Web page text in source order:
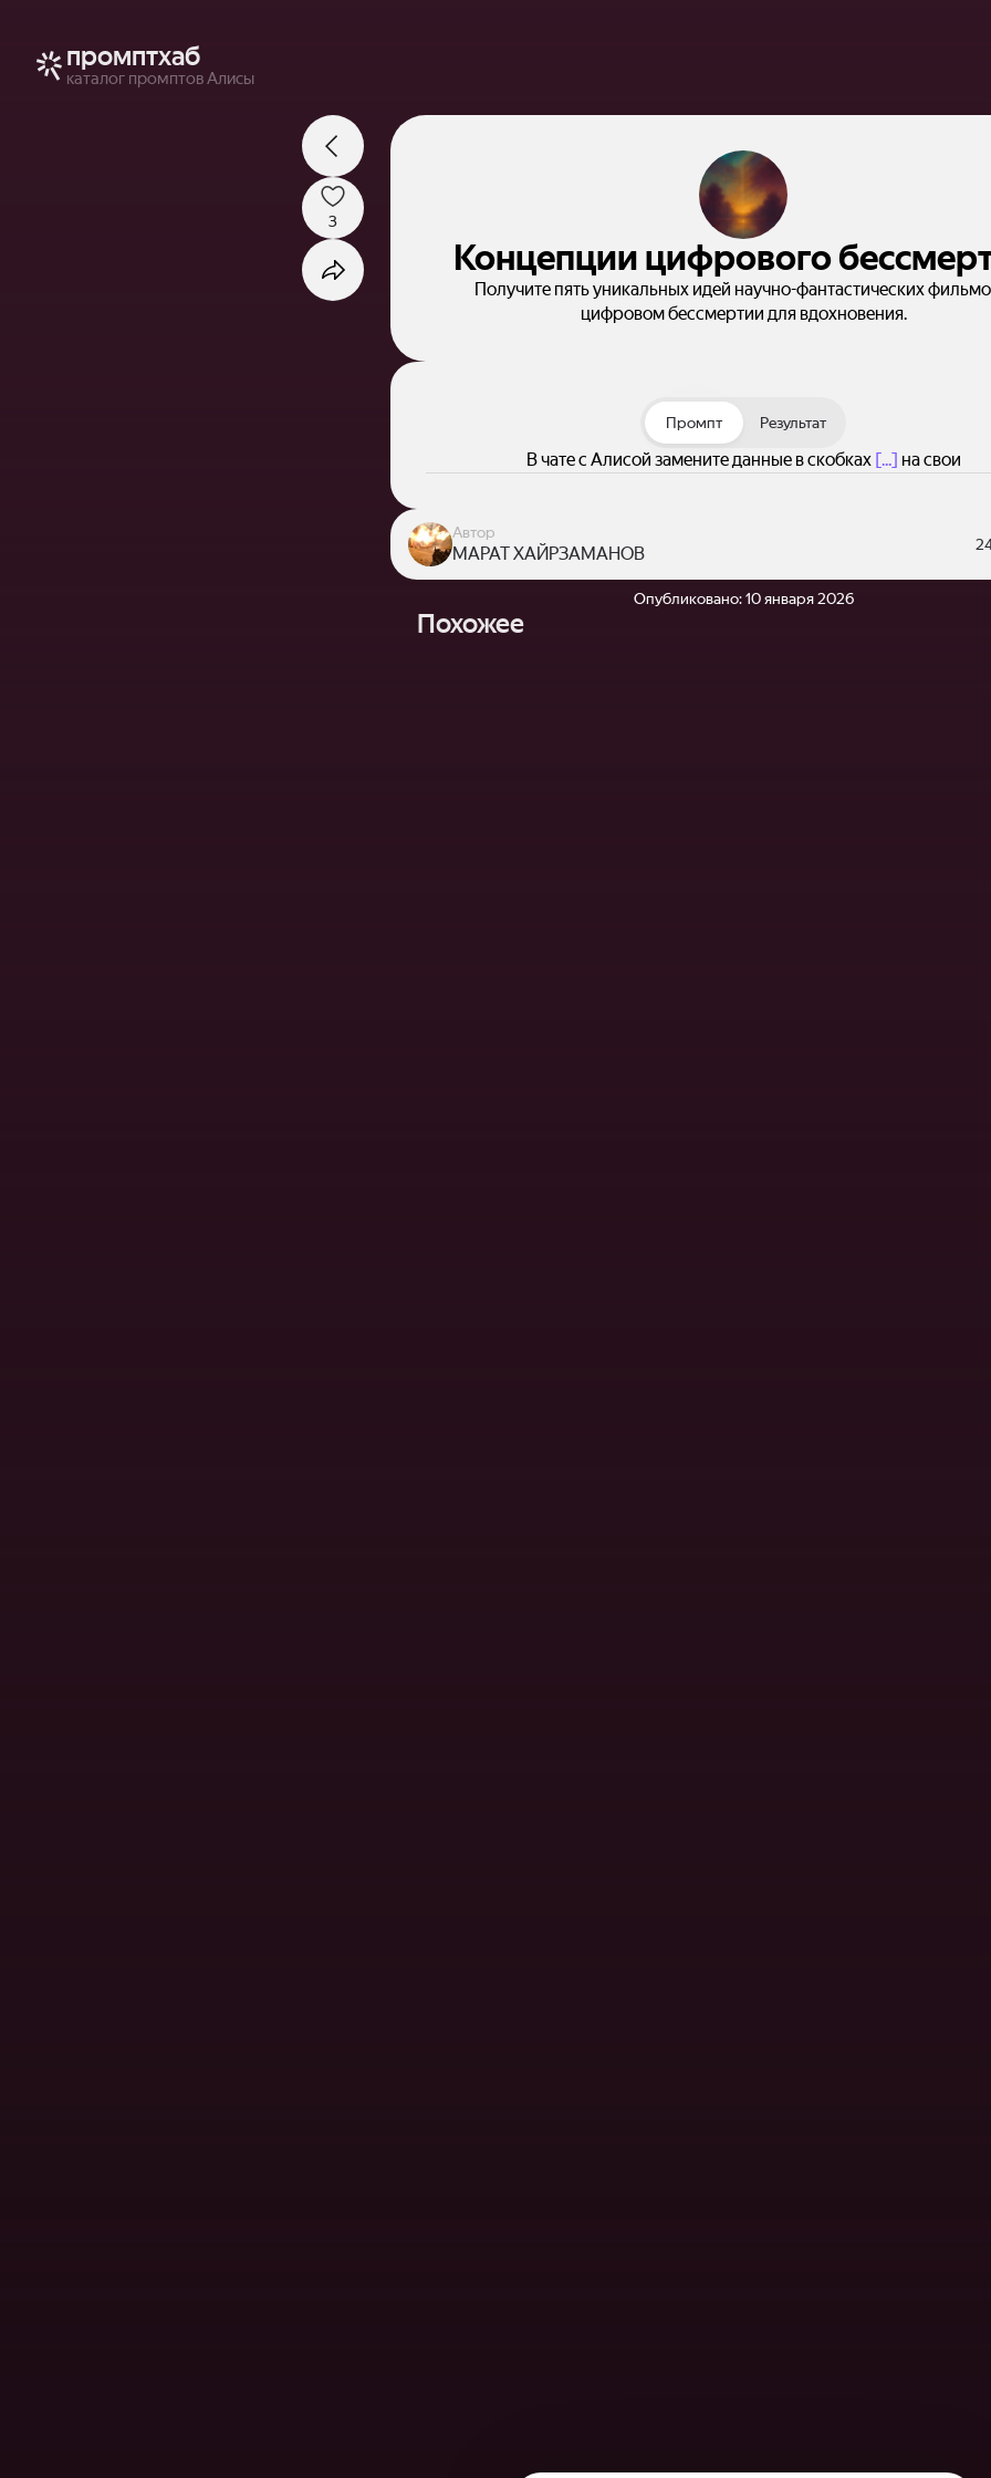
промптхаб
каталог промптов Алисы
Концепции цифрового
Получите пять уникальных идей научно-фантастических
цифровом бессмертии для вдохновения.
3
Промпт Результат
В чате с Алисой замените данные в скобках [...] на свои
Автор
МАРАТ ХАЙРЗАМАНОВ
Опубликовано:10 января 2026
Похожее